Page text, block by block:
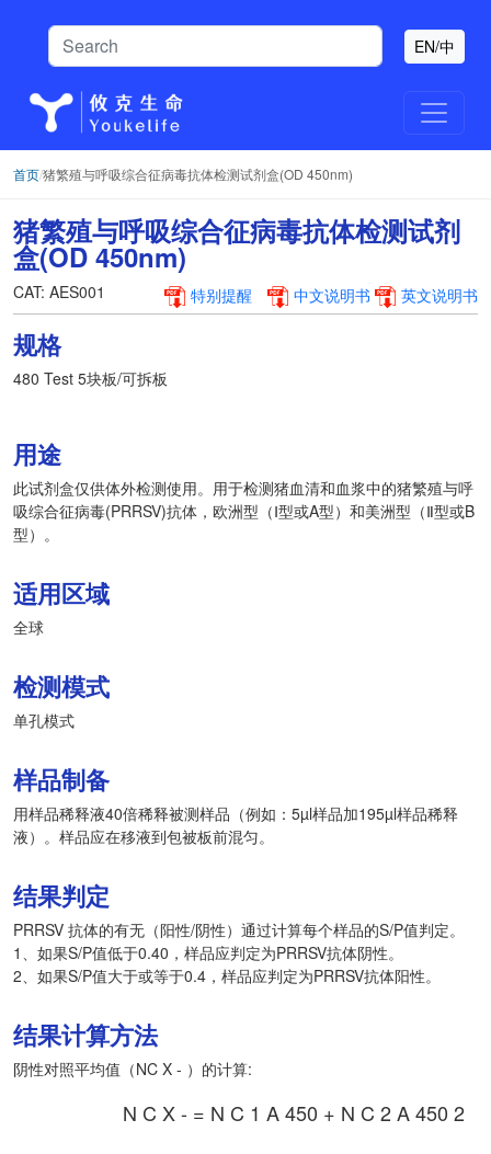
EN/中
首页/猪繁殖与呼吸综合征病毒抗体检测试剂盒(OD 450nm)
猪繁殖与呼吸综合征病毒抗体检测试剂
盒(OD 450nm)
CAT: AES001 特别提醒 中文说明书 英文说明书
规格
480 Test 5块板/可拆板
用途
此试剂盒仅供体外检测使用。用于检测猪血清和血浆中的猪繁殖与呼
吸综合征病毒(PRRSV)抗体，欧洲型（Ⅰ型或A型）和美洲型（Ⅱ型或B
型）。
适用区域
全球
检测模式
单孔模式
样品制备
用样品稀释液40倍稀释被测样品（例如：5µl样品加195µl样品稀释
液）。样品应在移液到包被板前混匀。
结果判定
PRRSV 抗体的有无（阳性/阴性）通过计算每个样品的S/P值判定。
1、如果S/P值低于0.40，样品应判定为PRRSV抗体阴性。
2、如果S/P值大于或等于0.4，样品应判定为PRRSV抗体阳性。
结果计算方法
阴性对照平均值（NC X - ）的计算:
N C X- = N C 1 A450 + N C 2A450 2